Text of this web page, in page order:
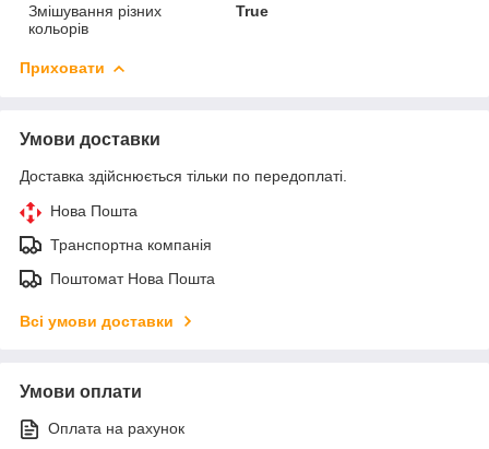
Змішування різних
кольорів
True
Приховати
Умови доставки
Доставка здійснюється тільки по передоплаті.
Нова Пошта
Транспортна компанія
Поштомат Нова Пошта
Всі умови доставки
Умови оплати
Оплата на рахунок